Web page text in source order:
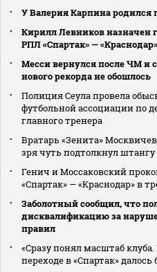
У Валерия Карпина
Кирилл Левников назначен
РПЛ «Спартак» — «Краснодар»
Месси вернулся после ЧМ и
нового рекорда не обошлось
Полиция Сеула провела
футбольной ассоциации по
главного тренера
Вратарь «Зенита»
зря чуть подтолкнул
Генич и Моссаковский
«Спартак» — «Краснодар» в
Заболотный сообщил, что
дисквалификацию за
правил
«Сразу понял масштаб
переходе в «Спартак»